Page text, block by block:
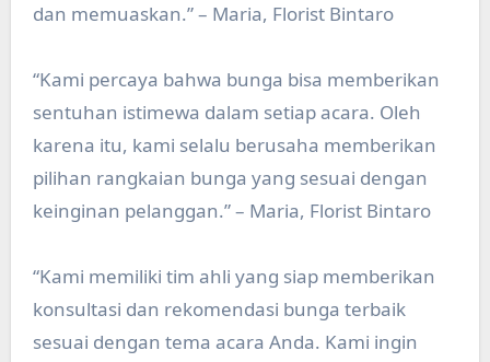
dan memuaskan.” – Maria, Florist Bintaro
“Kami percaya bahwa bunga bisa memberikan
sentuhan istimewa dalam setiap acara. Oleh
karena itu, kami selalu berusaha memberikan
pilihan rangkaian bunga yang sesuai dengan
keinginan pelanggan.” – Maria, Florist Bintaro
“Kami memiliki tim ahli yang siap memberikan
konsultasi dan rekomendasi bunga terbaik
sesuai dengan tema acara Anda. Kami ingin